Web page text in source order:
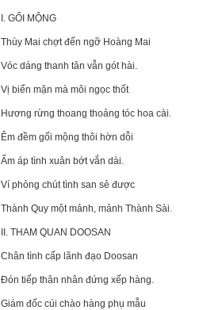
I. GỐI MỘNG
Thùy Mai chợt đến ngỡ Hoàng Mai
Vóc dáng thanh tân vẫn gót hài.
Vị biển mặn mà môi ngọc thốt
Hương rừng thoang thoảng tóc hoa cài.
Êm đềm gối mộng thôi hờn dỗi
Ấm áp tình xuân bớt vắn dài.
Ví phỏng chút tình san sẻ được
Thành Quy một mảnh, mảnh Thành Sài.
II. THAM QUAN DOOSAN
Chân tình cấp lãnh đạo Doosan
Đón tiếp thân nhân đứng xếp hàng.
Giám đốc cúi chào hàng phụ mẫu